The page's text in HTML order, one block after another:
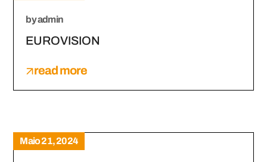
byadmin
EUROVISION
read more
Maio 21, 2024